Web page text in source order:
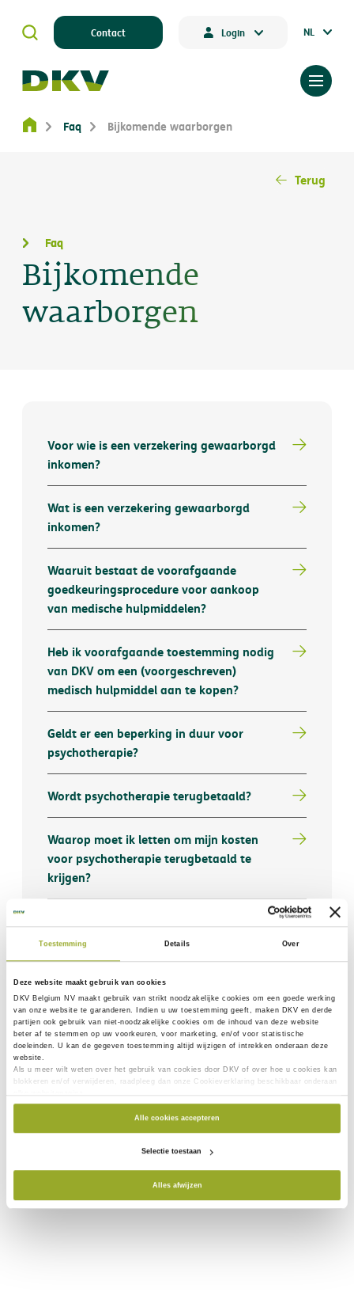
Toestemming Details Over
Deze website maakt gebruik van cookies
DKV Belgium NV maakt gebruik van strikt noodzakelijke cookies om een goede werking
van onze website te garanderen. Indien u uw toestemming geeft, maken DKV en derde
partijen ook gebruik van niet-noodzakelijke cookies om de inhoud van deze website
beter af te stemmen op uw voorkeuren, voor marketing, en/of voor statistische
doeleinden. U kan de gegeven toestemming altijd wijzigen of intrekken onderaan deze
website.
Als u meer wilt weten over het gebruik van cookies door DKV of over hoe u cookies kan
blokkeren en/of verwijderen, raadpleeg dan onze Cookieverklaring beschikbaar onderaan
Alle cookies accepteren
Selectie toestaan
Alles afwijzen
Contact Login NL
Faq
Bijkomende
waarborgen
Terug
Faq Bijkomende waarborgen
Voor wie is een verzekering gewaarborgd
inkomen?
Wat is een verzekering gewaarborgd
inkomen?
Waaruit bestaat de voorafgaande
goedkeuringsprocedure voor aankoop
van medische hulpmiddelen?
Heb ik voorafgaande toestemming nodig
van DKV om een (voorgeschreven)
medisch hulpmiddel aan te kopen?
Geldt er een beperking in duur voor
psychotherapie?
Wordt psychotherapie terugbetaald?
Waarop moet ik letten om mijn kosten
voor psychotherapie terugbetaald te
krijgen?
gezondheidszorg (psychotherapie)?
Wat als je reeds voorafbestaande
aandoeningen/symptomen hebt bij het
afsluiten van een contract?
Zijn corrigerende contactlenzen gedekt in
DKV Daily Essential?
Pagina 1